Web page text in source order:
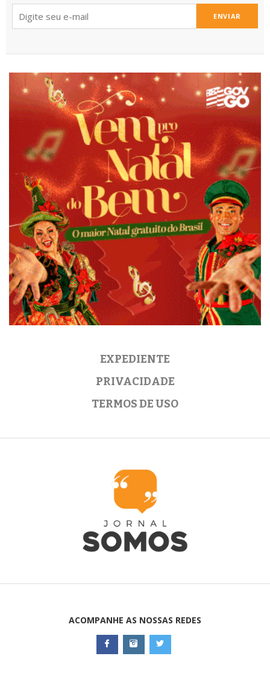
ENVIAR
EXPEDIENTE
PRIVACIDADE
TERMOS DE USO
ACOMPANHE AS NOSSAS REDES